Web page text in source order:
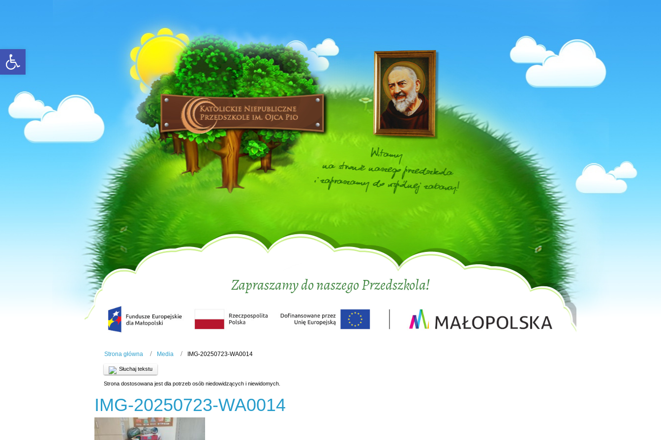
Open toolbar
Zapraszamy do naszego Przedszkola!
Strona główna Media IMG-20250723-WA0014
Słuchaj tekstu
Strona dostosowana jest dla potrzeb osób niedowidzących i niewidomych.
IMG-20250723-WA0014